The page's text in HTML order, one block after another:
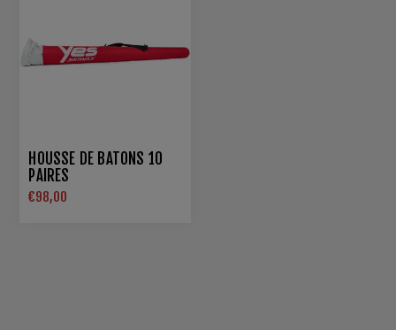
HOUSSE DE BATONS 10
PAIRES
€98,00